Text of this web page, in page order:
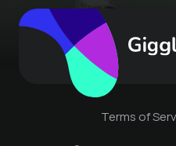
Terms of